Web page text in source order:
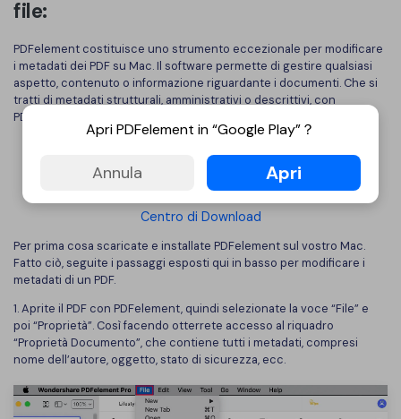
file:
PDFelement costituisce uno strumento eccezionale per modificare
i metadati dei PDF su Mac. Il software permette di gestire qualsiasi
aspetto, contenuto o informazione riguardante i documenti. Che si
tratti di metadati strutturali, amministrativi o descrittivi, con
PDFelement potrete modificarli con grande immediatezza.
Centro di Download
Per prima cosa scaricate e installate PDFelement sul vostro Mac.
Fatto ciò, seguite i passaggi esposti qui in basso per modificare i
metadati di un PDF.
1. Aprite il PDF con PDFelement, quindi selezionate la voce “File” e
poi “Proprietà”. Così facendo otterrete accesso al riquadro
“Proprietà Documento”, che contiene tutti i metadati, compresi
nome dell’autore, oggetto, stato di sicurezza, ecc.
Apri PDFelement in “Google Play”？
Annula Apri